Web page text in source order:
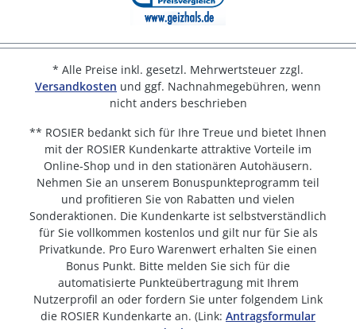
* Alle Preise inkl. gesetzl. Mehrwertsteuer zzgl.
Versandkosten und ggf. Nachnahmegebühren, wenn
nicht anders beschrieben
** ROSIER bedankt sich für Ihre Treue und bietet Ihnen
mit der ROSIER Kundenkarte attraktive Vorteile im
Online-Shop und in den stationären Autohäusern.
Nehmen Sie an unserem Bonuspunkteprogramm teil
und profitieren Sie von Rabatten und vielen
Sonderaktionen. Die Kundenkarte ist selbstverständlich
für Sie vollkommen kostenlos und gilt nur für Sie als
Privatkunde. Pro Euro Warenwert erhalten Sie einen
Bonus Punkt. Bitte melden Sie sich für die
automatisierte Punkteübertragung mit Ihrem
Nutzerprofil an oder fordern Sie unter folgendem Link
die ROSIER Kundenkarte an. (Link: Antragsformular